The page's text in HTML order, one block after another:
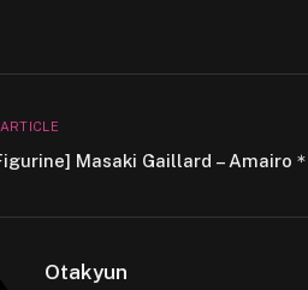
Masaki Gaillard – Amairo
Otakyun